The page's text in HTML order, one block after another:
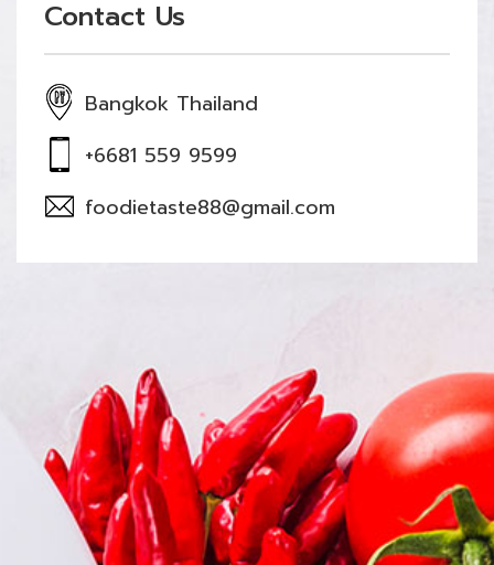
Contact Us
Bangkok Thailand
+6681 559 9599
foodietaste88@gmail.com